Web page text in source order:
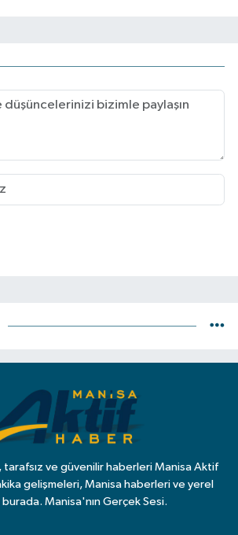
tarafsız ve güvenilir haberleri Manisa Aktif
gelişmeleri, Manisa haberleri ve yerel
Manisa'nın Gerçek Sesi.